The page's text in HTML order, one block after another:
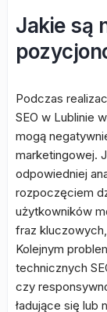
Jakie są
Podczas
SEO w Lublinie
mogą
marketingowej.
odpowiedniej
rozpoczęciem
użytkowników
fraz
Kolejnym
technicznych
czy
ładujące się